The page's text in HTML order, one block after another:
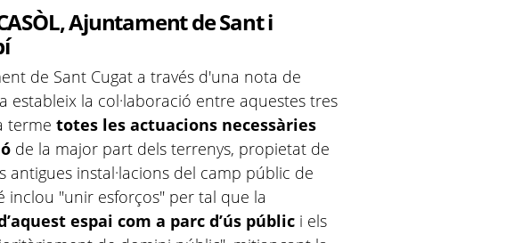
Ajuntament de Sant i
de Sant Cugat a través d'una nota de
estableix la col·laboració entre aquestes tres
termetotes les actuacions necessàries
de la major part dels terrenys, propietat de
antigues instal·lacions del camp públic de
inclou "unir esforços" per tal que la
espai com a parc d’ús públic i els